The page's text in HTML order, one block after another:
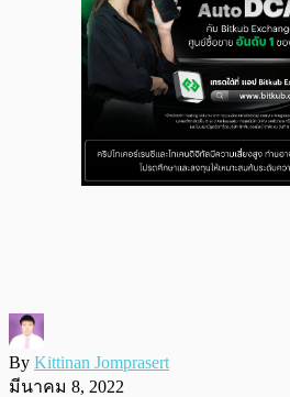
By Kittinan Jomprasert
มีนาคม 8, 2022